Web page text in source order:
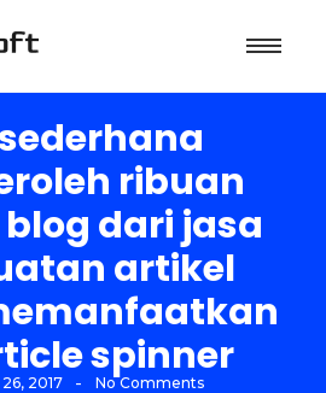
ribuan
dari jasa
artikel
spinner
2017 - No Comments